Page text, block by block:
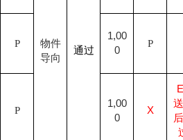
物件
导向
通过
P
1,00
0
P
P
1,00
0
X